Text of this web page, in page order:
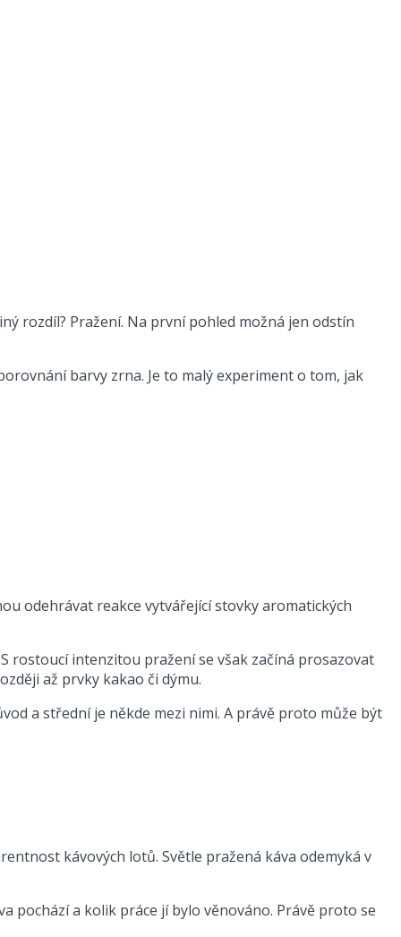
rozdíl? Pražení. Na první pohled možná jen odstín
barvy zrna. Je to malý experiment o tom, jak
odehrávat reakce vytvářející stovky aromatických
rostoucí intenzitou pražení se však začíná prosazovat
až prvky kakao či dýmu.
a střední je někde mezi nimi. A právě proto může být
kávových lotů. Světle pražená káva odemyká v
pochází a kolik práce jí bylo věnováno. Právě proto se